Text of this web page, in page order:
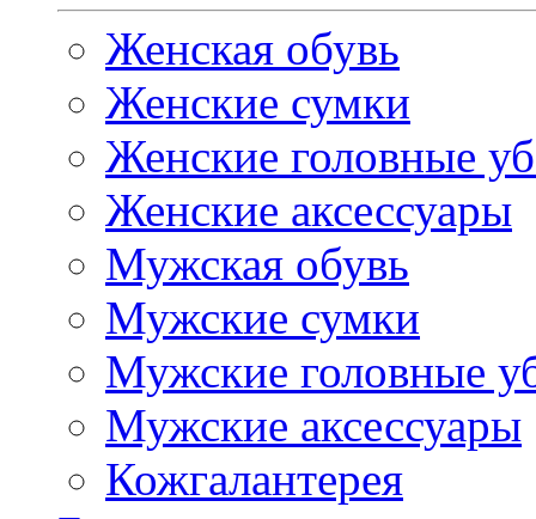
Женская обувь
Женские сумки
Женские головные
Женские аксессуары
Мужская обувь
Мужские сумки
Мужские головные
Мужские аксессуары
Кожгалантерея